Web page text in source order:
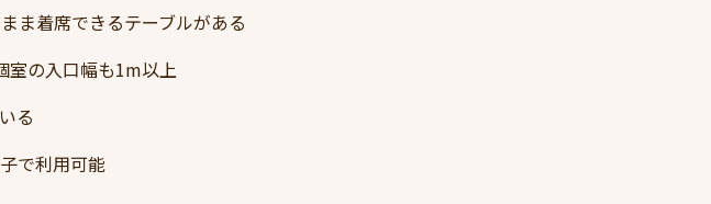
ま着席できるテーブルがある
室の入口幅も1m以上
る
で利用可能